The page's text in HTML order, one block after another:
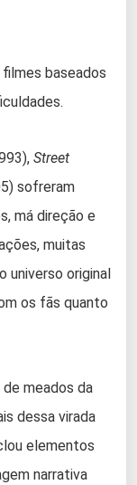
baseados
Street
sofreram
má direção e
muitas
universo original
os fãs quanto
meados da
dessa virada
elementos
narrativa